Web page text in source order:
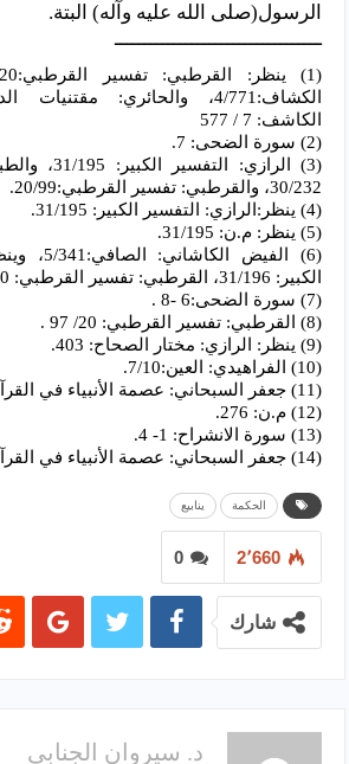
الرسول(صلى الله عليه وآله) البتة.
ـــــــــــــــــــــــــــــــــــ
الكاشف: 7 / 577
(2) سورة الضحى: 7.
(3) الرازي:
30/232، والقرطبي: تفسير القرطبي:20/99.
(4) ينظر:الرازي: التفسير الكبير: 31/195.
(5) ينظر: م.ن: 31/195.
(6) الفيض
الكبير: 31/196، القرطبي: تفسير القرطبي: 20 / 99 .
(7) سورة الضحى:6 -8 .
(8) القرطبي: تفسير القرطبي: 20/ 97 .
(9) ينظر: الرازي: مختار الصحاح: 403.
(10) الفراهيدي: العين:7/10.
(11) جعفر السبحاني: عصمة الأنبياء في القرآن الكريم: 276.
(12) م.ن: 276.
(13) سورة الانشراح: 1- 4.
(14) جعفر السبحاني: عصمة الأنبياء في القرآن الكريم: 276.
الحكمة ينابيع
0 2٬660
شارك
د. سيروان الجنابي